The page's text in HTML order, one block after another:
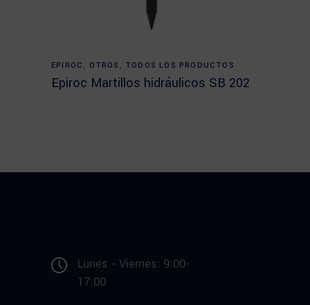
Read more
EPIROC , OTROS , TODOS LOS PRODUCTOS
Epiroc Martillos hidráulicos SB 202
Lunes - Viernes: 9:00-
17:00